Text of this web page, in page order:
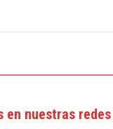
en nuestras